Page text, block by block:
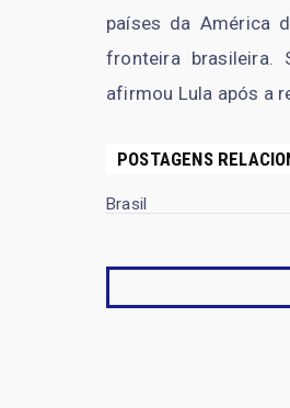
países da América
fronteira brasileira.
afirmou Lula após a
POSTAGENS
Brasil